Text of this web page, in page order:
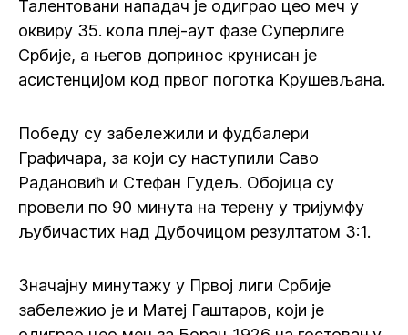
Талентовани нападач је одиграо цео меч у
оквиру 35. кола плеј-аут фазе Суперлиге
Србије, а његов допринос крунисан је
асистенцијом код првог поготка Крушевљана.
Победу су забележили и фудбалери
Графичара, за који су наступили Саво
Радановић и Стефан Гудељ. Обојица су
провели по 90 минута на терену у тријумфу
љубичастих над Дубочицом резултатом 3:1.
Значајну минутажу у Првој лиги Србије
забележио је и Матеј Гаштаров, који је